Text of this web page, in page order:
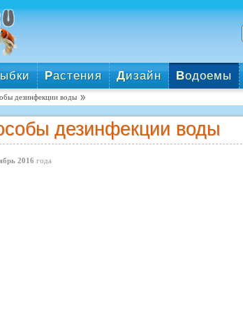
ыбки Растения Дизайн Водоемы
дезинфекции воды
дезинфекции воды
2016 года